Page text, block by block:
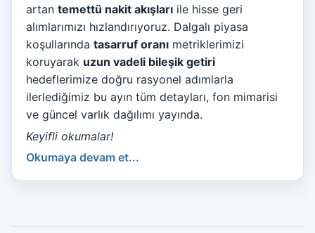
artan temettü nakit akışları ile hisse geri
alımlarımızı hızlandırıyoruz. Dalgalı piyasa
koşullarında tasarruf oranı metriklerimizi
koruyarak uzun vadeli bileşik getiri
hedeflerimize doğru rasyonel adımlarla
ilerlediğimiz bu ayın tüm detayları, fon mimarisi
ve güncel varlık dağılımı yayında.
Keyifli okumalar!
Okumaya devam et...